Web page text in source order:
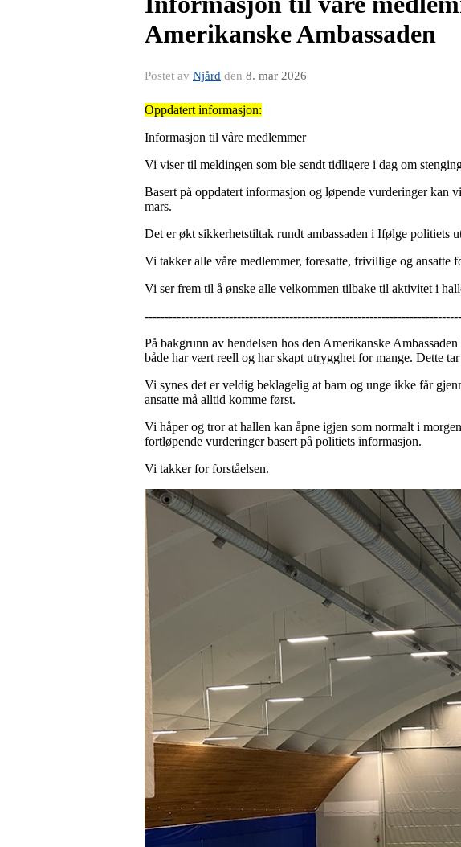
Amerikanske Ambassaden
Postet av Njård den 8. mar 2026
Oppdatert informasjon:
Informasjon til våre medlemmer
Vi viser til meldingen som ble sendt tidligere i dag om
Basert på oppdatert informasjon og løpende vurderinger kan
mars.
Det er økt sikkerhetstiltak rundt ambassaden i Ifølge politiets
Vi takker alle våre medlemmer, foresatte, frivillige og ansatte
Vi ser frem til å ønske alle velkommen tilbake til aktivitet i
På bakgrunn av hendelsen hos den Amerikanske
både har vært reell og har skapt utrygghet for mange. Dette
Vi synes det er veldig beklagelig at barn og unge ikke får
ansatte må alltid komme først.
Vi håper og tror at hallen kan åpne igjen som normalt i
fortløpende vurderinger basert på politiets informasjon.
Vi takker for forståelsen.